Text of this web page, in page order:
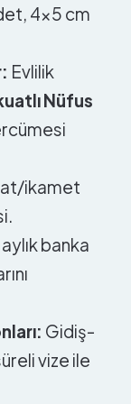
4×5 cm
Evlilik
Nüfus
ikamet
banka
Gidiş-
vize ile